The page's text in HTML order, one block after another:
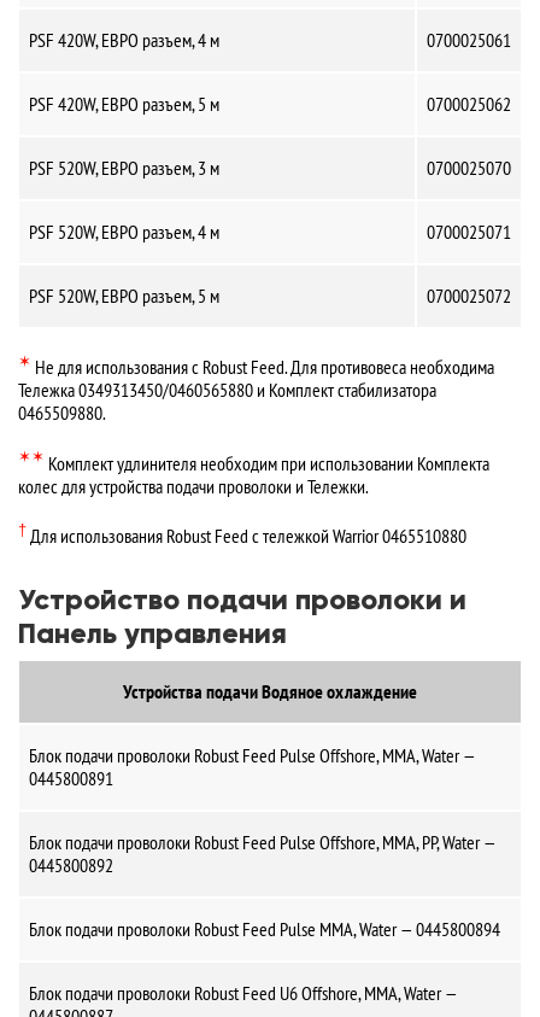
PSF 420W, ЕВРО разъем, 4 м 0700025061
PSF 420W, ЕВРО разъем, 5 м 0700025062
PSF 520W, ЕВРО разъем, 3 м 0700025070
PSF 520W, ЕВРО разъем, 4 м 0700025071
PSF 520W, ЕВРО разъем, 5 м 0700025072
✶ Не для использования с Robust Feed. Для противовеса необходима
Тележка 0349313450/0460565880 и Комплект стабилизатора
0465509880.
✶✶ Комплект удлинителя необходим при использовании Комплекта
колес для устройства подачи проволоки и Тележки.
†Для использования Robust Feed с тележкой Warrior 0465510880
Устройство подачи проволоки и
Панель управления
Устройства подачи Водяное охлаждение
Блок подачи проволоки Robust Feed Pulse Offshore, MMA, Water —
0445800891
Блок подачи проволоки Robust Feed Pulse Offshore, MMA, PP, Water —
0445800892
Блок подачи проволоки Robust Feed Pulse MMA, Water — 0445800894
Блок подачи проволоки Robust Feed U6 Offshore, MMA, Water —